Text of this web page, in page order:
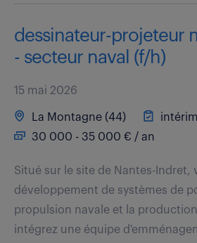
dessinateur-projeteur
- secteur naval (f/h)
15 mai 2026
La Montagne (44) intérim
30 000 - 35 000 € / an
Situé sur le site de Nantes-Indret,
développement de systèmes de
propulsion navale et la
intégrez une équipe